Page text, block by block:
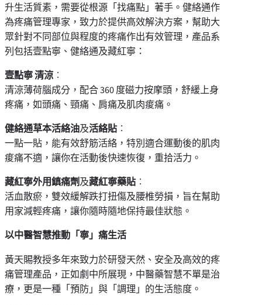
升生活質素，需要從根源「找痛點」著手。健絡通作
為疼痛管理專家，致力於提供高效解決方案，幫助大
眾針對不同部位與程度的疼痛作出有效管理，產品系
列包括壹點寧、健絡通及藏紅寧：
壹點寧 清涼 ︰
清涼薄荷腦成分，配合 360 度磁力按摩頭，舒緩上身
疼痛，如頭痛、頸痛、肩痛及肌肉痠痛。
健絡通草本活絡油及活絡貼︰
一點一貼，能有效舒筋活絡，特別適合運動後的肌肉
痠痛不適，讓你在活動後快速恢復，重拾活力。
藏紅寧外用鎮痛劑及藏紅寧藥貼︰
活血散瘀，雙效緩解跌打扭傷及腰椎勞損，旨在幫助
用家減輕疼痛，讓你隨時隨地保持最佳狀態。
以中醫智慧推動「寧」痛生活
黃天賜教授多年來致力於研發天然、安全及高效的疼
痛管理產品，正如劇中所展現，中醫藥智慧不單是治
療，更是一種「預防」與「調理」的生活態度。